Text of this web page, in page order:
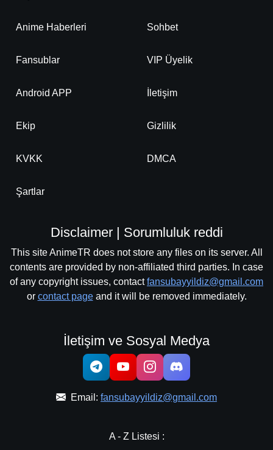
Anime Haberleri Sohbet
Fansublar VIP Üyelik
Android APP İletişim
Ekip Gizlilik
KVKK DMCA
Şartlar
Disclaimer | Sorumluluk reddi
This site AnimeTR does not store any files on its server. All
contents are provided by non-affiliated third parties. In case
of any copyright issues, contactfansubayyildiz@gmail.com
or contact pageand it will be removed immediately.
İletişim ve Sosyal Medya
Email: fansubayyildiz@gmail.com
A - Z Listesi :